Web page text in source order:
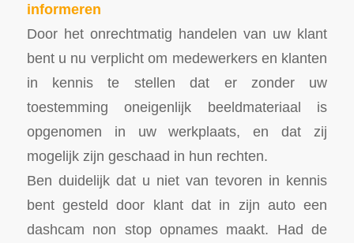
informeren
Door het onrechtmatig handelen van uw klant
bent u nu verplicht om medewerkers en klanten
in kennis te stellen dat er zonder uw
toestemming oneigenlijk beeldmateriaal is
opgenomen in uw werkplaats, en dat zij
mogelijk zijn geschaad in hun rechten.
Ben duidelijk dat u niet van tevoren in kennis
bent gesteld door klant dat in zijn auto een
dashcam non stop opnames maakt. Had de